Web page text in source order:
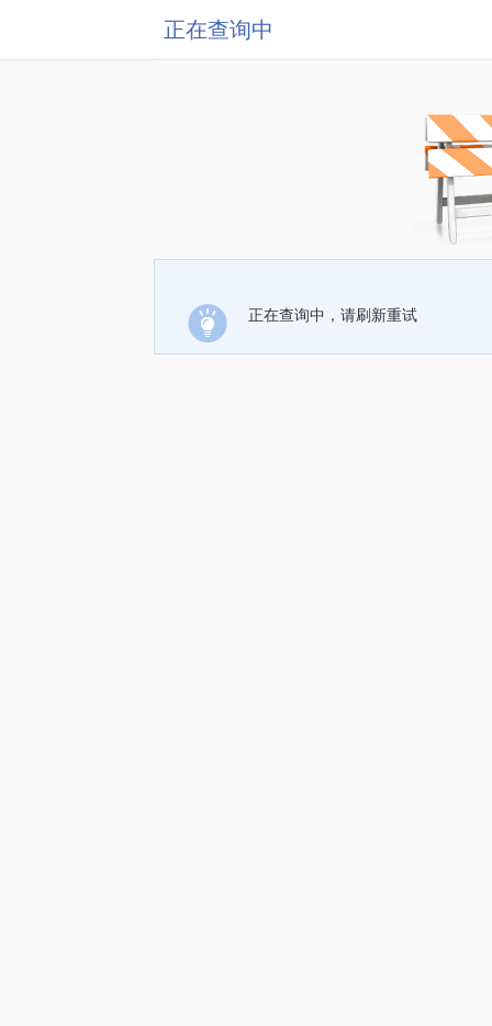
正在查询中
正在查询中，请刷新重试